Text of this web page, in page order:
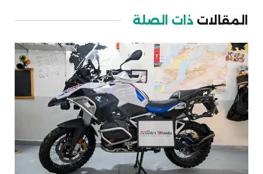
المقالات ذات الصلة